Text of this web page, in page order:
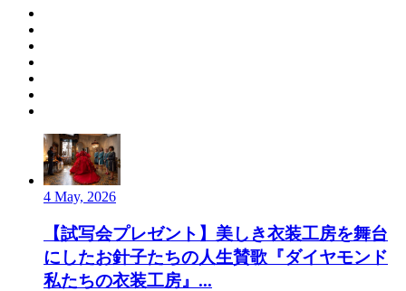
4 May, 2026
【試写会プレゼント】美しき衣装工房を舞台
にしたお針子たちの人生賛歌『ダイヤモンド
私たちの衣装工房』...